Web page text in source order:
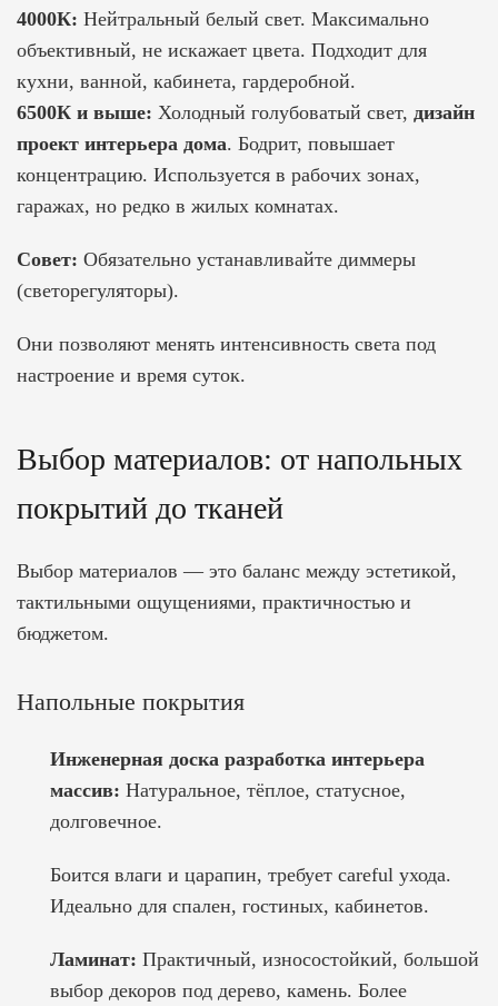
4000К: Нейтральный белый свет. Максимально
объективный, не искажает цвета. Подходит для
кухни, ванной, кабинета, гардеробной.
6500К и выше: Холодный голубоватый свет, дизайн
проект интерьера дома. Бодрит, повышает
концентрацию. Используется в рабочих зонах,
гаражах, но редко в жилых комнатах.
Совет: Обязательно устанавливайте диммеры
(светорегуляторы).
Они позволяют менять интенсивность света под
настроение и время суток.
Выбор материалов: от напольных
покрытий до тканей
Выбор материалов — это баланс между эстетикой,
тактильными ощущениями, практичностью и
бюджетом.
Напольные покрытия
Инженерная доска разработка интерьера
массив: Натуральное, тёплое, статусное,
долговечное.
Боится влаги и царапин, требует careful ухода.
Идеально для спален, гостиных, кабинетов.
Ламинат: Практичный, износостойкий, большой
выбор декоров под дерево, камень. Более